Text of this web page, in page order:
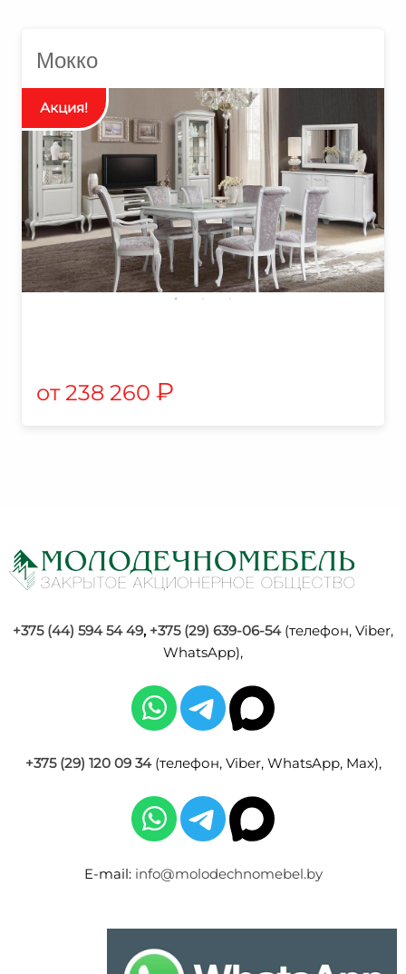
Мокко
238 260 ₽
+375 (44) 594 54 49, +375 (29) 639-06-54(телефон, Viber,
WhatsApp),
+375 (29) 120 09 34(телефон, Viber, WhatsApp, Max),
E-mail: info@molodechnomebel.by